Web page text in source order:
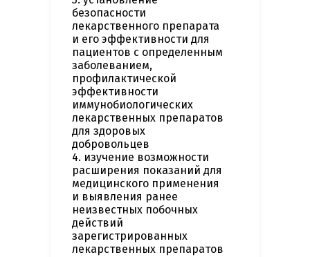
безопасности
лекарственного препарата
и его эффективности для
пациентов с определенным
заболеванием,
профилактической
эффективности
иммунобиологических
лекарственных препаратов
для здоровых
добровольцев
4. изучение возможности
расширения показаний для
медицинского применения
и выявления ранее
неизвестных побочных
действий
зарегистрированных
лекарственных препаратов